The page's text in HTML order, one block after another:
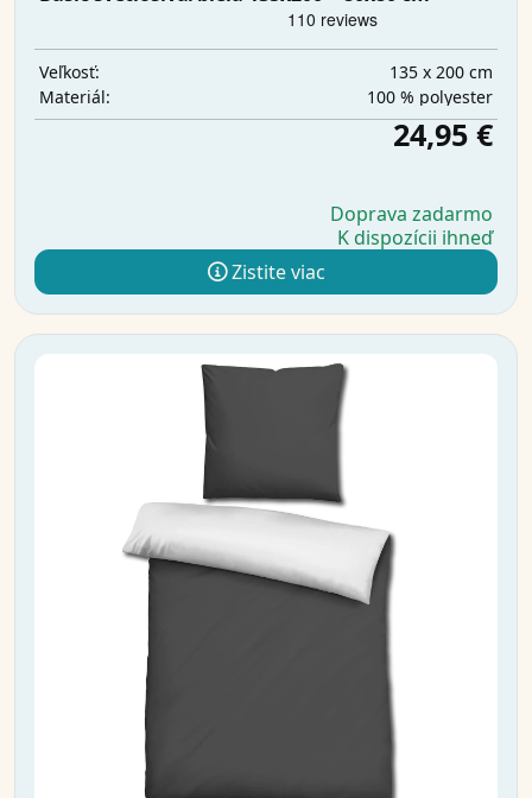
Veľkosť:
135 x 200 cm
Materiál:
100 % polyester
24,95 €
Doprava zadarmo
K dispozícii ihneď
Zistite viac